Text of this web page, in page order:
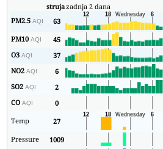
strujazadnja 2 dana
PM2.5AQI 63
PM10AQI 45
O3AQI 37
NO2AQI 6
SO2AQI 2
COAQI 0
Temp
27
Pressure
1009